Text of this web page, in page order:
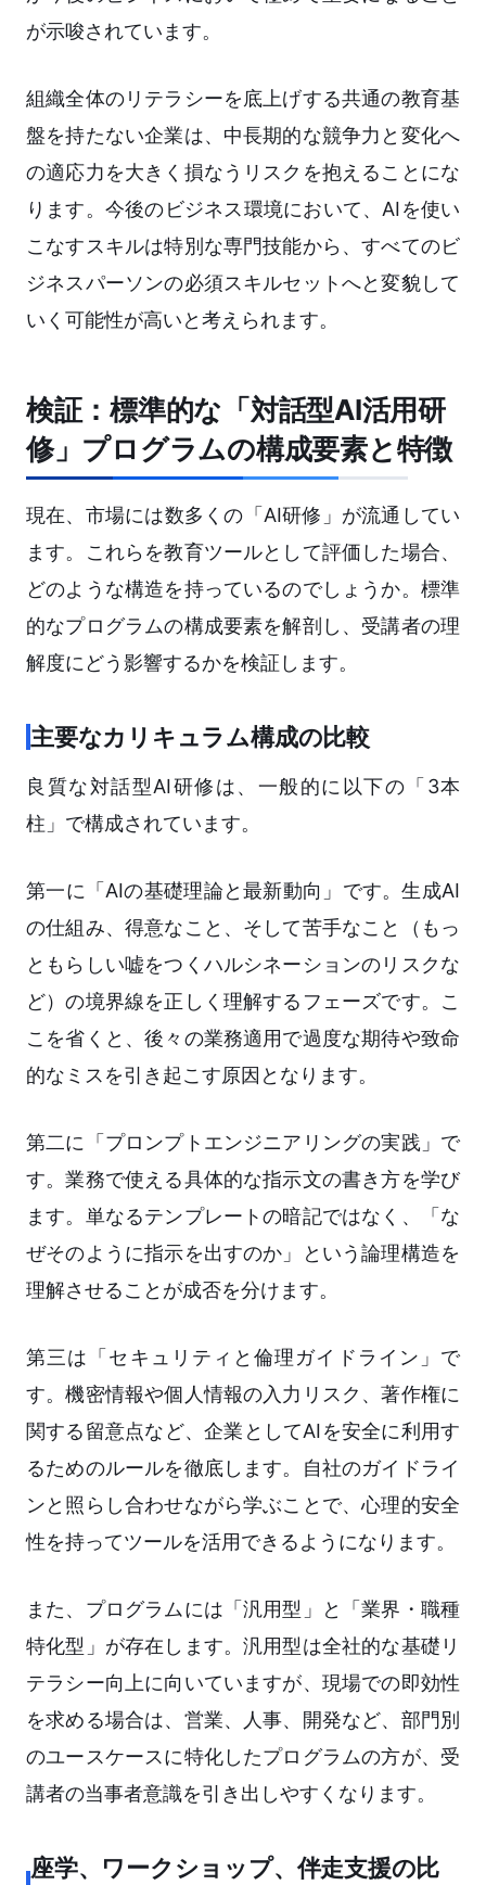
が示唆されています。
組織全体のリテラシーを底上げする共通の教育基
盤を持たない企業は、中長期的な競争力と変化へ
の適応力を大きく損なうリスクを抱えることにな
ります。今後のビジネス環境において、AIを使い
こなすスキルは特別な専門技能から、すべてのビ
ジネスパーソンの必須スキルセットへと変貌して
いく可能性が高いと考えられます。
検証：標準的な「対話型AI活用研
修」プログラムの構成要素と特徴
現在、市場には数多くの「AI研修」が流通してい
ます。これらを教育ツールとして評価した場合、
どのような構造を持っているのでしょうか。標準
的なプログラムの構成要素を解剖し、受講者の理
解度にどう影響するかを検証します。
主要なカリキュラム構成の比較
良質な対話型AI研修は、一般的に以下の「3本
柱」で構成されています。
第一に「AIの基礎理論と最新動向」です。生成AI
の仕組み、得意なこと、そして苦手なこと（もっ
ともらしい嘘をつくハルシネーションのリスクな
ど）の境界線を正しく理解するフェーズです。こ
こを省くと、後々の業務適用で過度な期待や致命
的なミスを引き起こす原因となります。
第二に「プロンプトエンジニアリングの実践」で
す。業務で使える具体的な指示文の書き方を学び
ます。単なるテンプレートの暗記ではなく、「な
ぜそのように指示を出すのか」という論理構造を
理解させることが成否を分けます。
第三は「セキュリティと倫理ガイドライン」で
す。機密情報や個人情報の入力リスク、著作権に
関する留意点など、企業としてAIを安全に利用す
るためのルールを徹底します。自社のガイドライ
ンと照らし合わせながら学ぶことで、心理的安全
性を持ってツールを活用できるようになります。
また、プログラムには「汎用型」と「業界・職種
特化型」が存在します。汎用型は全社的な基礎リ
テラシー向上に向いていますが、現場での即効性
を求める場合は、営業、人事、開発など、部門別
のユースケースに特化したプログラムの方が、受
講者の当事者意識を引き出しやすくなります。
座学、ワークショップ、伴走支援の比